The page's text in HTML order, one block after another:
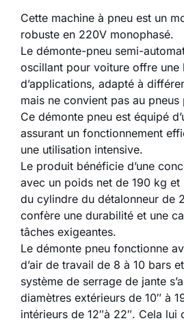
Cette machine à pneu est un
robuste en 220V monophasé.
Le démonte-pneu semi-
oscillant pour voiture offre une
d’applications, adapté à
mais ne convient pas au
Ce démonte pneu est équipé
assurant un fonctionnement
une utilisation intensive.
Le produit bénéficie d’une
avec un poids net de 190 kg
du cylindre du détalonneur de
confère une durabilité et une
tâches exigeantes.
Le démonte pneu fonctionne
d’air de travail de 8 à 10 bars
système de serrage de jante
diamètres extérieurs de 10″ à
intérieurs de 12″à 22″. Cela